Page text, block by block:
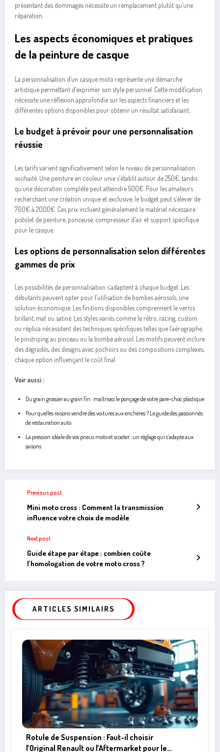
présentant des dommages nécessite un remplacement plutôt qu’une
réparation.
Les aspects économiques et pratiques
de la peinture de casque
La personnalisation d’un casque moto représente une démarche
artistique permettant d’exprimer son style personnel. Cette modification
nécessite une réflexion approfondie sur les aspects financiers et les
différentes options disponibles pour obtenir un résultat satisfaisant.
Le budget à prévoir pour une personnalisation
réussie
Les tarifs varient significativement selon le niveau de personnalisation
souhaité. Une peinture en couleur unie s’établit autour de 250€, tandis
qu’une décoration complète peut atteindre 500€. Pour les amateurs
recherchant une création unique et exclusive, le budget peut s’élever de
700€ à 2000€. Ces prix incluent généralement le matériel nécessaire :
pistolet de peinture, ponceuse, compresseur d’air et support spécifique
pour le casque.
Les options de personnalisation selon différentes
gammes de prix
Les possibilités de personnalisation s’adaptent à chaque budget. Les
débutants peuvent opter pour l’utilisation de bombes aérosols, une
solution économique. Les finitions disponibles comprennent le vernis
brillant, mat ou satiné. Les styles variés comme le rétro, racing, custom
ou réplica nécessitent des techniques spécifiques telles que l’aérographe,
le pinstriping au pinceau ou la bombe aérosol. Les motifs peuvent inclure
des dégradés, des designs avec pochoirs ou des compositions complexes,
chaque option influençant le coût final.
Voir aussi :
Du grain grossier au grain fin : maîtrisez le ponçage de votre pare-choc plastique
Pour quelles raisons vendre des voitures aux enchères ? Le guide des passionnés
de restauration auto
La pression idéale de vos pneus moto et scooter : un réglage qui s’adapte aux
saisons
Previous post
Mini moto cross : Comment la transmission
influence votre choix de modèle
Next post
Guide étape par étape : combien coûte
l’homologation de votre moto cross ?
ARTICLES SIMILAIRS
Rotule de Suspension : Faut-il choisir
l’Original Renault ou l’Aftermarket pour le